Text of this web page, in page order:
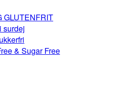
GLUTENFRIT
surdej
& Sugar Free